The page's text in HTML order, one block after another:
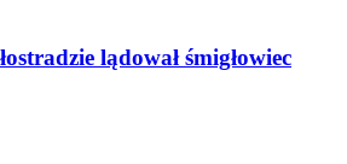
lądował śmigłowiec